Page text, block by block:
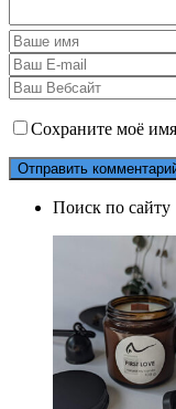
Сохраните моё
Поиск по сайту